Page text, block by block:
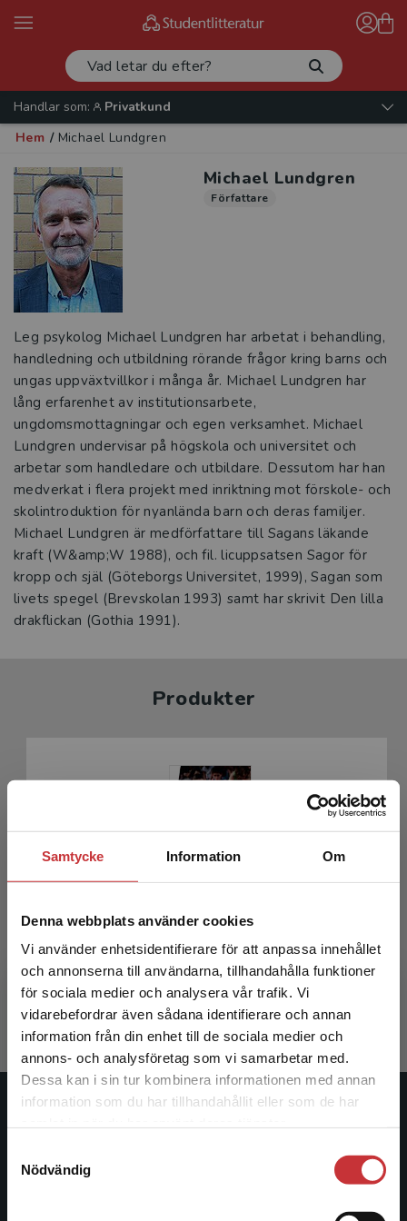
Samtycke Information Om
Denna webbplats använder cookies
Vi använder enhetsidentifierare för att anpassa innehållet
och annonserna till användarna, tillhandahålla funktioner
för sociala medier och analysera vår trafik. Vi
vidarebefordrar även sådana identifierare och annan
information från din enhet till de sociala medier och
annons- och analysföretag som vi samarbetar med.
Dessa kan i sin tur kombinera informationen med annan
information som du har tillhandahållit eller som de har
Nödvändig
Begränsad fraktregion
Det verkar som att du besöker
studentlitteratur.se via en enhet utanför Sverige.
Vi erbjuder inte leveranser utanför Sverige. För
att kunna slutföra ett köp måste
Handlar som:
Privatkund
Hem / Michael Lundgren
Michael Lundgren
Författare
Leg psykolog Michael Lundgren har arbetat i behandling,
handledning och utbildning rörande frågor kring barns och
ungas uppväxtvillkor i många år. Michael Lundgren har
lång erfarenhet av institutionsarbete,
ungdomsmottagningar och egen verksamhet. Michael
Lundgren undervisar på högskola och universitet och
arbetar som handledare och utbildare. Dessutom har han
medverkat i flera projekt med inriktning mot förskole- och
skolintroduktion för nyanlända barn och deras familjer.
Michael Lundgren är medförfattare till Sagans läkande
kraft (W&amp;W 1988), och fil. licuppsatsen Sagor för
kropp och själ (Göteborgs Universitet, 1999), Sagan som
livets spegel (Brevskolan 1993) samt har skrivit Den lilla
drakflickan (Gothia 1991).
Produkter
Muntligt berättande i flerspråkiga klassrum
Henricsson, O - Lundgren, M
293 krinkl. moms
Exkl. moms: 276 kr
Studentlitteratur grundades 1963 och är idag Sveriges
ledande utbildningsförlag. Med läromedel, kurslitteratur,